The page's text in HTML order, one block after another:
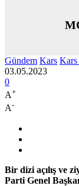
Gündem Kars Kars
03.05.2023
0
A+
A-
Bir dizi açılış ve
Parti Genel